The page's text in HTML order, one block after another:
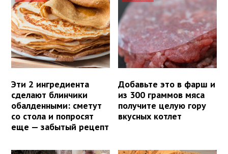
Эти 2 ингредиента
сделают блинчики
обалденными: сметут
со стола и попросят
еще — забытый рецепт
Добавьте это в фарш и
из 300 граммов мяса
получите целую гору
вкусных котлет